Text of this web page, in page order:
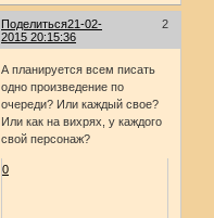
Поделиться 2
21-02-
2015 20:15:36
А планируется всем писать
одно произведение по
очереди? Или каждый свое?
Или как на вихрях, у каждого
свой персонаж?
0